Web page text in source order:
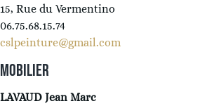
15, Rue du Vermentino
06.75.68.15.74
cslpeinture@gmail.com
MOBILIER
LAVAUD Jean Marc